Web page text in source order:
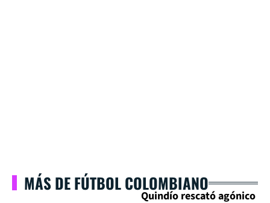
MÁS DE FÚTBOL COLOMBIANO
Quindío rescató agónico